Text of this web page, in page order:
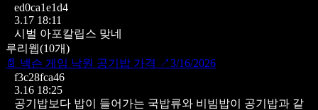
ed0ca1e1d4
3.17 18:11
시벌 아포칼립스 맞네
루리웹(10개)
📄 넥슨 게임 낙원 공기밥 가격 ↗3/16/2026
f3c28fca46
3.16 18:25
공기밥보다 밥이 들어가는 국밥류와 비빔밥이 공기밥과 같